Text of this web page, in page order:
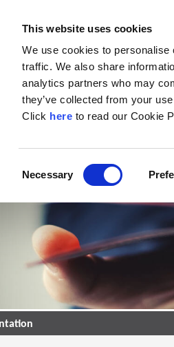
window)
This website uses cookies
We use cookies to
traffic. We also share
analytics partners who may
they’ve collected from your
Click here(Opens in a new
to read our Cookie
Necessary
Produits